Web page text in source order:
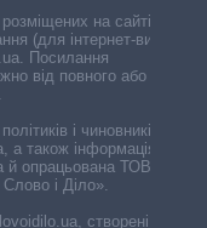
на сайті,
(для інтернет-видань
Посилання
від повного або
і чиновників,
також інформація про
й опрацьована ТОВ «ІА
і Діло».
створені ГО